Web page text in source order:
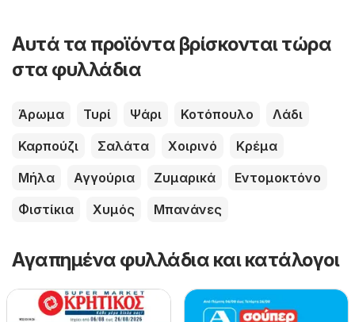
Αυτά τα προϊόντα βρίσκονται τώρα
στα φυλλάδια
Άρωμα Τυρί Ψάρι Κοτόπουλο
Λάδι
Καρπούζι
Σαλάτα Χοιρινό
Κρέμα
Μήλα
Αγγούρια Ζυμαρικά
Εντομοκτόνο
Φιστίκια
Χυμός Μπανάνες
Αγαπημένα φυλλάδια και κατάλογοι